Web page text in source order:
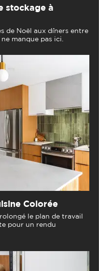
stockage à
de Noël aux dîners entre
manque pas ici.
Colorée
le plan de travail
pour un rendu